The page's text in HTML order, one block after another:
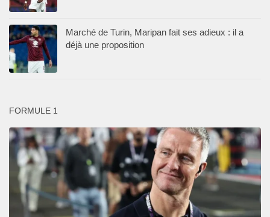
Marché de Turin, Maripan fait ses adieux : il a
déjà une proposition
FORMULE 1